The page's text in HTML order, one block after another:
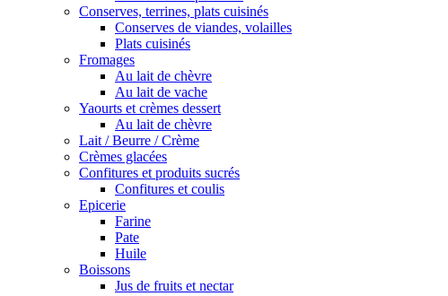
Conserves, terrines, plats cuisinés
Conserves de viandes, volailles
Plats cuisinés
Fromages
Au lait de chèvre
Au lait de vache
Yaourts et crèmes dessert
Au lait de chèvre
Lait / Beurre / Crème
Crèmes glacées
Confitures et produits sucrés
Confitures et coulis
Epicerie
Farine
Pate
Huile
Boissons
Jus de fruits et nectar